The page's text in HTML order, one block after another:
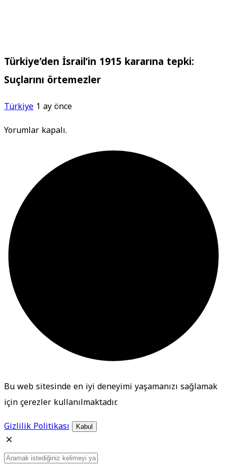
Türkiye’den İsrail’in 1915 kararına tepki:
Suçlarını örtemezler
Türkiye 1 ay önce
Yorumlar kapalı.
Bu web sitesinde en iyi deneyimi yaşamanızı sağlamak
için çerezler kullanılmaktadır.
Gizlilik Politikası
Kabul